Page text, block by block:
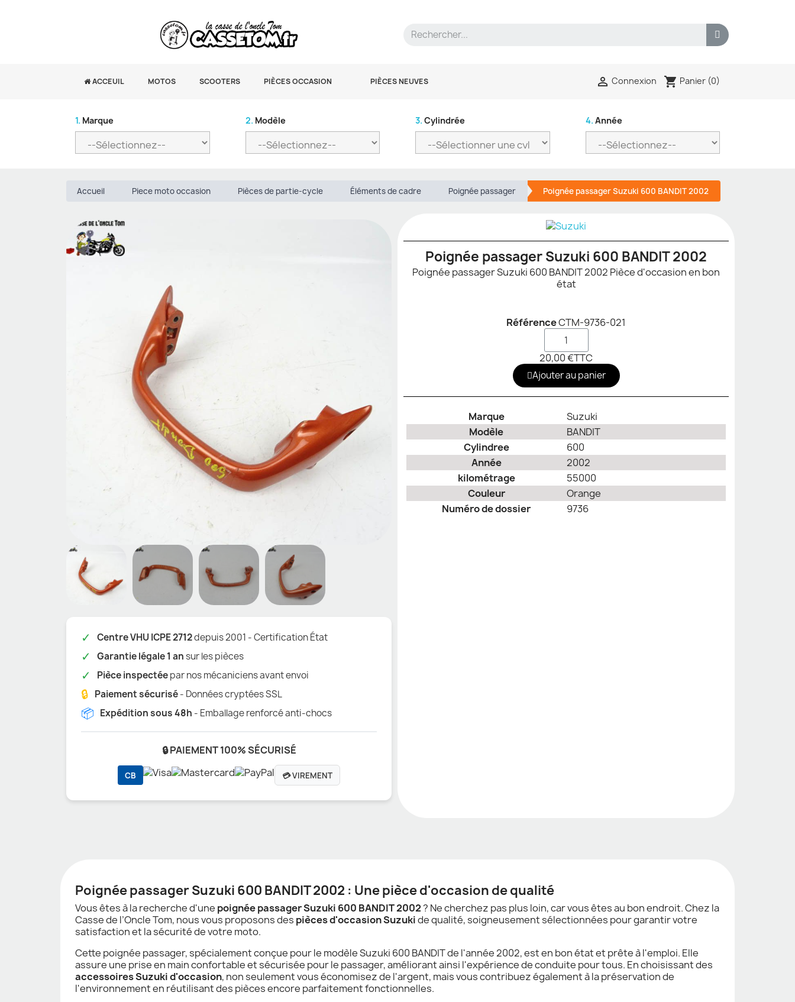
ACCEUIL MOTOS SCOOTERS PIÈCES OCCASION PIÈCES NEUVES  Connexion shopping_cart Panier (0)
1. Marque 2. Modèle 3. Cylindrée 4. Année
Accueil Piece moto occasion Pièces de partie-cycle Éléments de cadre Poignée passager Poignée passager Suzuki 600 BANDIT 2002
✓ Centre VHU ICPE 2712depuis 2001 - Certification État
✓ Garantie légale 1 ansur les pièces
✓ Pièce inspectéepar nos mécaniciens avant envoi
🔒 Paiement sécurisé- Données cryptées SSL
📦 Expédition sous 48h - Emballage renforcé anti-chocs
🔒 PAIEMENT 100% SÉCURISÉ
CB 💳 VIREMENT
Poignée passager Suzuki 600 BANDIT 2002
Poignée passager Suzuki 600 BANDIT 2002 Pièce d'occasion en bon
état
RéférenceCTM-9736-021
20,00 €TTC
Ajouter au panier
Marque
Suzuki
Modèle
BANDIT
Cylindree
600
Année
2002
kilométrage
55000
Couleur
Orange
Numéro de dossier
9736
Poignée passager Suzuki 600 BANDIT 2002 : Une pièce d'occasion de qualité
Vous êtes à la recherche d'une poignée passager Suzuki 600 BANDIT 2002? Ne cherchez pas plus loin, car vous êtes au bon endroit. Chez la
Casse de l’Oncle Tom, nous vous proposons des pièces d'occasion Suzukide qualité, soigneusement sélectionnées pour garantir votre
satisfaction et la sécurité de votre moto.
Cette poignée passager, spécialement conçue pour le modèle Suzuki 600 BANDIT de l'année 2002, est en bon état et prête à l'emploi. Elle
assure une prise en main confortable et sécurisée pour le passager, améliorant ainsi l'expérience de conduite pour tous. En choisissant des
accessoires Suzuki d'occasion, non seulement vous économisez de l'argent, mais vous contribuez également à la préservation de
l'environnement en réutilisant des pièces encore parfaitement fonctionnelles.